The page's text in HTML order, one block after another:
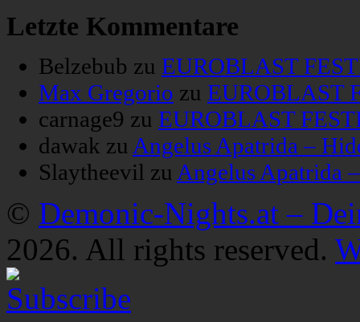
Letzte Kommentare
Belzebub zu EUROBLAST
Max Gregorio zu EUROBLAST
carnage9 zu EUROBLAST
dawak zu Angelus Apatrida –
Slaytheevil zu Angelus Apatrida
© Demonic-Nights.at –
2026. All rights reserved.